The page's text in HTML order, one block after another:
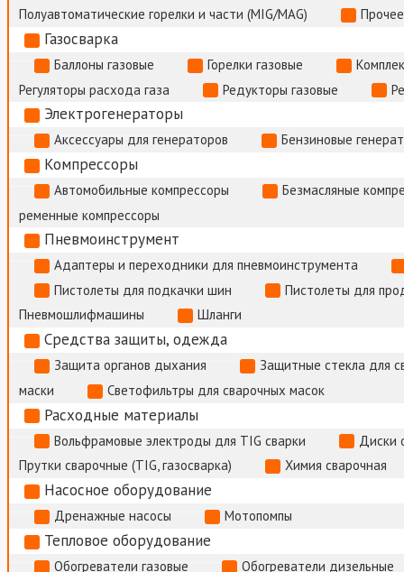
Полуавтоматические горелки и части (MIG/MAG)
Газосварка
Баллоны газовые Горелки газовые
Регуляторы расхода газа
Редукторы газовые
Электрогенераторы
Аксессуары для генераторов Бензиновые
Компрессоры
Автомобильные компрессоры
Безмасляные
ременные компрессоры
Пневмоинструмент
Адаптеры и переходники для пневмоинструмента
Пистолеты для подкачки шин
Пистолеты для
Пневмошлифмашины
Шланги
Средства защиты, одежда
Защита органов дыхания
Защитные стекла для
маски
Светофильтры для сварочных масок
Расходные материалы
Вольфрамовые электроды для TIG сварки
Диски
Прутки сварочные (TIG, газосварка)
Химия сварочная
Насосное оборудование
Дренажные насосы Мотопомпы
Тепловое оборудование
Обогреватели газовые Обогреватели дизельные